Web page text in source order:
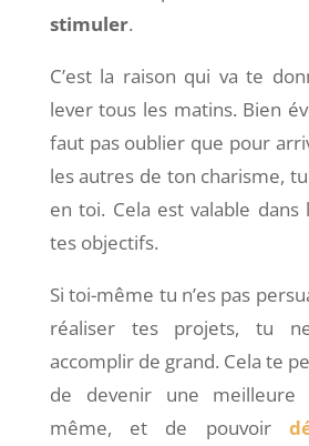
stimuler.
C’est la raison qui va te
lever tous les matins. Bien
faut pas oublier que pour
les autres de ton charisme,
en toi. Cela est valable dans
tes objectifs.
Si toi-même tu n’es pas
réaliser tes projets, tu
accomplir de grand. Cela te
de devenir une
même, et de pouvoir